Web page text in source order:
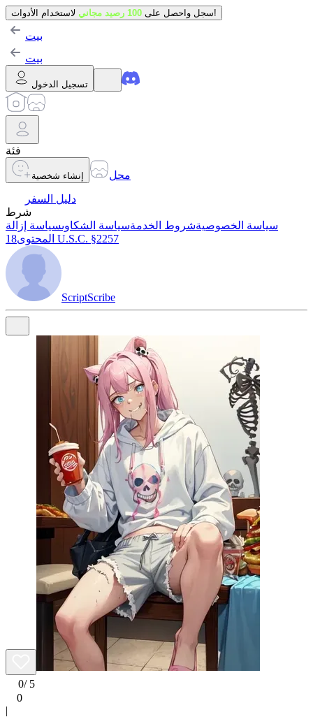
سجل واحصل على 100 رصيد مجاني لاستخدام الأدوات!
بيت
بيت
تسجيل الدخول
فئة
إنشاء شخصية
محل
دليل السفر
شرط
سياسة الخصوصيةشروط الخدمةسياسة الشكاوىسياسة إزالة
المحتوى 18 U.S.C. §2257
ScriptScribe
0/ 5
0
|